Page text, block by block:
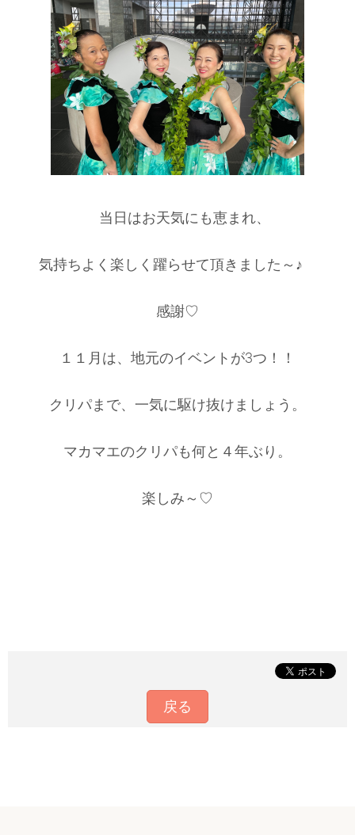
当日はお天気にも恵まれ、
気持ちよく楽しく躍らせて頂きました～♪
感謝♡
１１月は、地元のイベントが3つ！！
クリパまで、一気に駆け抜けましょう。
マカマエのクリパも何と４年ぶり。
楽しみ～♡
戻る